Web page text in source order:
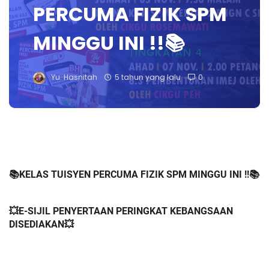
PERCUMA FIZIK SPM
MINGGU INI !!📚
Yu. Hasnitah 5 tahun yang lalu 0
📚KELAS TUISYEN PERCUMA FIZIK SPM MINGGU INI !!📚
💥E-SIJIL PENYERTAAN PERINGKAT KEBANGSAAN
DISEDIAKAN💥